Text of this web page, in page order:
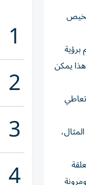
التشخيص
يمكن
1
2
3